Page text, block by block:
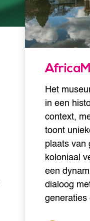
Het
in een
context,
toont
plaats van
koloniaal
een
dialoog